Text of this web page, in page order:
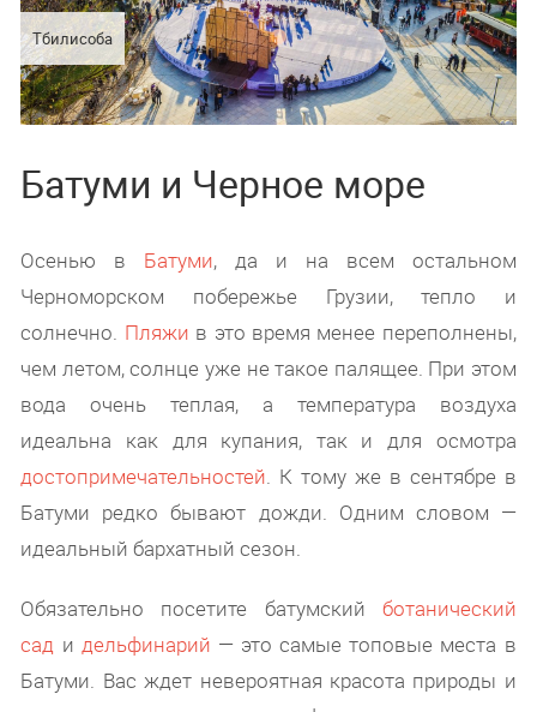
Тбилисоба
Батуми и Черное море
Осенью в Батуми, да и на всем остальном
Черноморском побережье Грузии, тепло и
солнечно. Пляжи в это время менее переполнены,
чем летом, солнце уже не такое палящее. При этом
вода очень теплая, а температура воздуха
идеальна как для купания, так и для осмотра
достопримечательностей. К тому же в сентябре в
Батуми редко бывают дожди. Одним словом —
идеальный бархатный сезон.
Обязательно посетите батумский ботанический
сад и дельфинарий — это самые топовые места в
Батуми. Вас ждет невероятная красота природы и